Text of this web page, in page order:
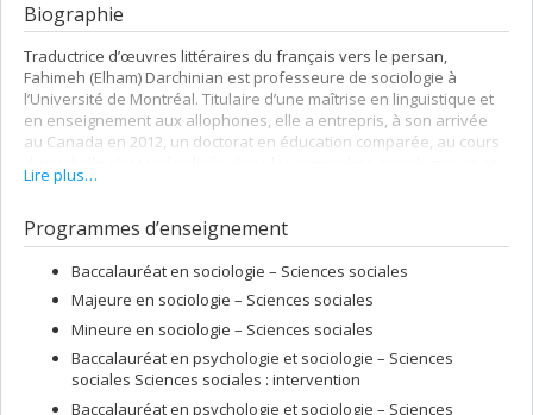
Biographie
Traductrice d’œuvres littéraires du français vers le persan,
Fahimeh (Elham) Darchinian est professeure de sociologie à
l’Université de Montréal. Titulaire d’une maîtrise en linguistique et
en enseignement aux allophones, elle a entrepris, à son arrivée
au Canada en 2012, un doctorat en éducation comparée, au cours
les études critiques en éducation.
Lire plus…
Programmes d’enseignement
Baccalauréat en sociologie – Sciences sociales
Majeure en sociologie – Sciences sociales
Mineure en sociologie – Sciences sociales
Baccalauréat en psychologie et sociologie – Sciences
sociales Sciences sociales : intervention
Baccalauréat en psychologie et sociologie – Sciences